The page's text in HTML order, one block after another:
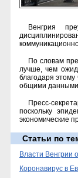
Венгрия
По словам
лучше, чем
благодаря
общими
Пресс-
поскольку
экономические
Статьи по
Власти Венгрии
Коронавирус в